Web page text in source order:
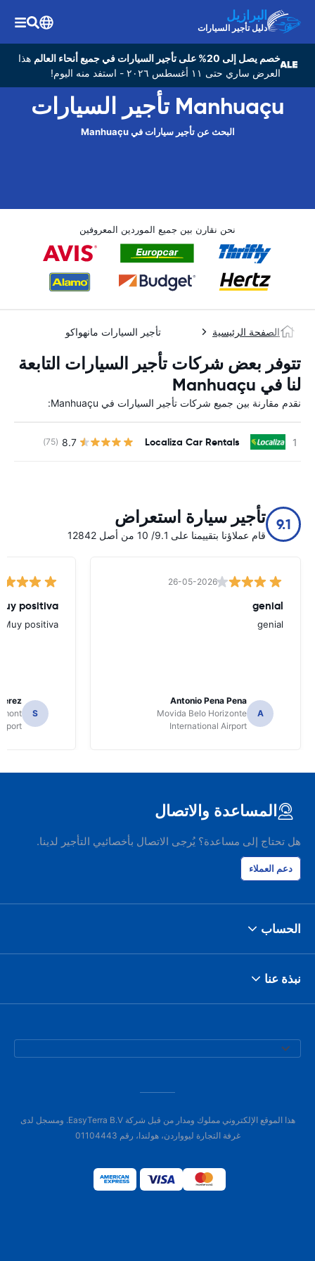
البرازيل
دليل تأجير السيارات
خصم يصل إلى 20% على تأجير السيارات في جميع أنحاء العالم
هذا
العرض ساري حتى ١١ أغسطس ٢٠٢٦ - استفد منه اليوم!
Manhuaçu تأجير السيارات
البحث عن تأجير سيارات في Manhuaçu
نحن نقارن بين جميع الموردين المعروفين
الصفحة الرئيسية تأجير السيارات مانهواكو
تتوفر بعض شركات تأجير السيارات التابعة
لنا في Manhuaçu
نقدم مقارنة بين جميع شركات تأجير السيارات في Manhuaçu:
Localiza Car Rentals
8.7
(75)
9.1 تأجير سيارة استعراض
قام عملاؤنا بتقييمنا على 9.1/ 10 من أصل 12842
26-05-2026
genial
genial
A
Antonio Pena Pena
Movida Belo Horizonte
International Airport
positiva
Muy positiva
S
المساعدة والاتصال
هل تحتاج إلى مساعدة؟ يُرجى الاتصال بأخصائيي التأجير لدينا.
دعم العملاء
الحساب
نبذة عنا
هذا الموقع الإلكتروني مملوك ومدار من قبل شركة EasyTerra B.V. ومسجل لدى
غرفة التجارة ليوواردن، هولندا، رقم 01104443